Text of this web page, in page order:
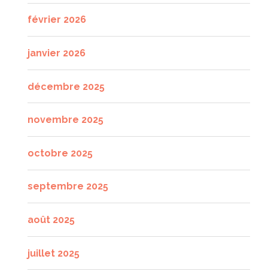
février 2026
janvier 2026
décembre 2025
novembre 2025
octobre 2025
septembre 2025
août 2025
juillet 2025